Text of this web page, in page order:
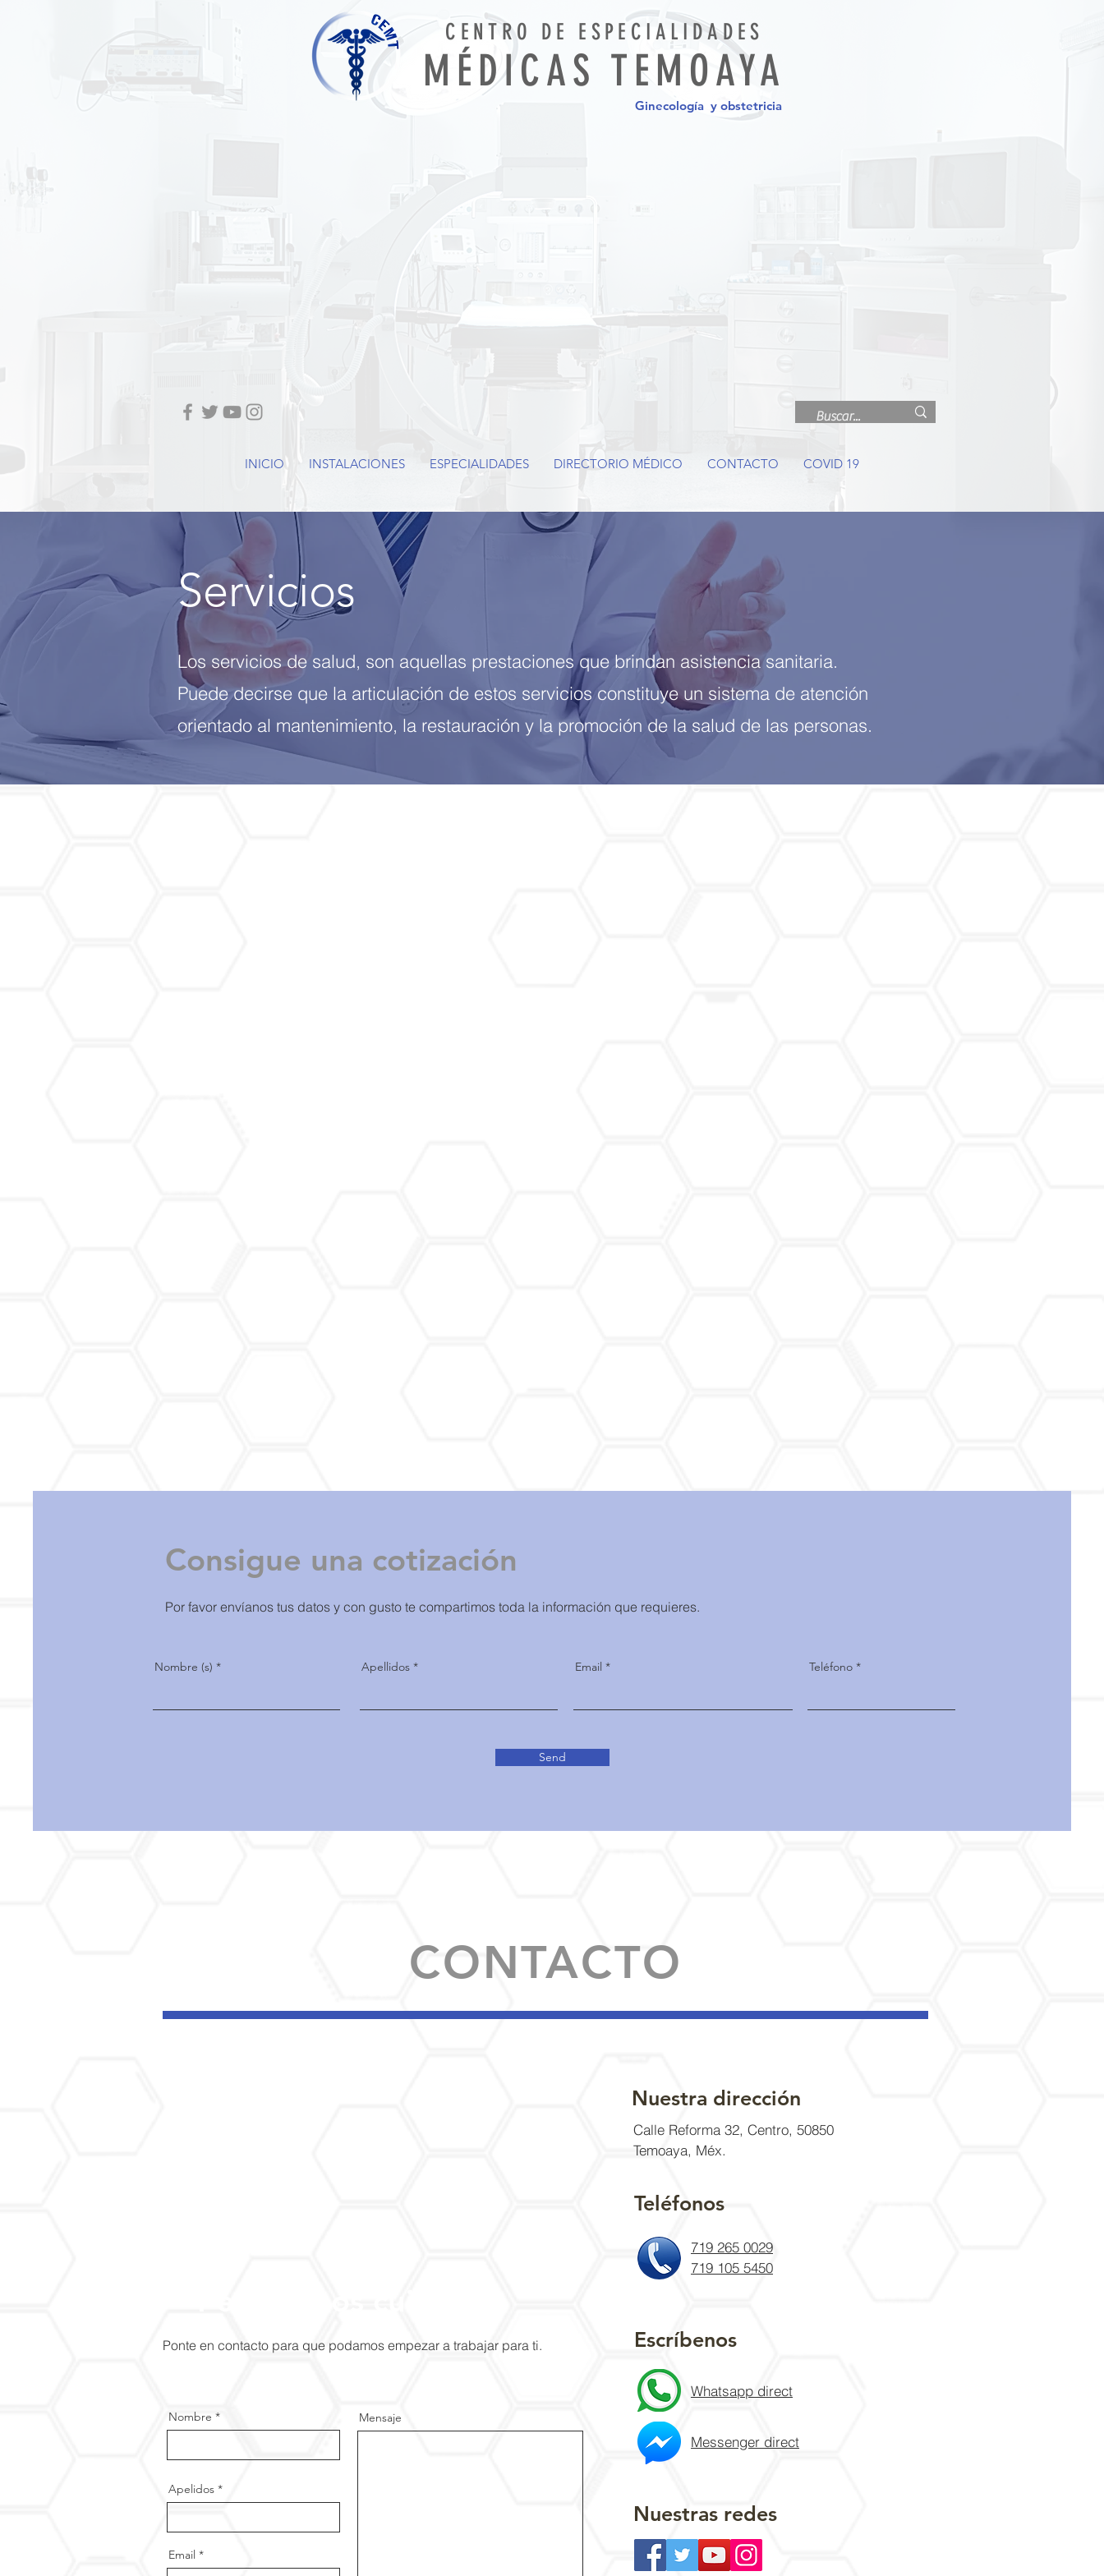
CENTRO DE ESPECIALIDADES
MÉDICAS TEMOAYA
Ginecología y obstetricia
INICIO INSTALACIONES ESPECIALIDADES DIRECTORIO MÉDICO CONTACTO COVID 19
Servicios
Los servicios de salud, son aquellas prestaciones que brindan asistencia sanitaria.
Puede decirse que la articulación de estos servicios constituye un sistema de atención
orientado al mantenimiento, la restauración y la promoción de la salud de las personas.
Consigue una cotización
Por favor envíanos tus datos y con gusto te compartimos toda la información que requieres.
Nombre (s) Apellidos Email Teléfono
Send
CONTACTO
Ponte en contacto para que podamos empezar a trabajar para ti.
Nombre
Apelidos
Email
Mensaje
Nuestra dirección
Calle Reforma 32, Centro, 50850
Temoaya, Méx.
Teléfonos
719 265 0029
719 105 5450
Escríbenos
Whatsapp direct
Messenger direct
Nuestras redes